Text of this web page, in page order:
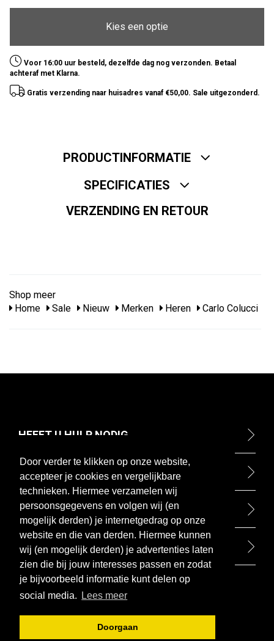
Door verder te klikken op onze website,
accepteer je cookies en vergelijkbare
technieken. Hiermee verzamelen wij
persoonsgegevens en volgen wij (en
mogelijk derden) je internetgedrag op onze
website en die van derden. Hiermee kunnen
wij (en mogelijk derden) je advertenties laten
zien die bij jouw interesses passen en zodat
je bijvoorbeeld informatie kunt delen op
social media.
Lees meer
Doorgaan
Kies een optie
Voor 16:00 uur besteld, dezelfde dag nog verzonden. Betaal
achteraf met Klarna.
Gratis verzending naar huisadres vanaf €50,00. Sale uitgezonderd.
PRODUCTINFORMATIE
SPECIFICATIES
VERZENDING EN RETOUR
Shop meer
Home
Sale Nieuw Merken Heren Carlo Colucci
HEEFT U HULP NODIG
ONTDEK
BETAALMETHODEN
BEZOEK ONZE WINKEL